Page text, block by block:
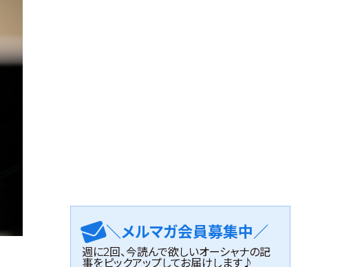
＼メルマガ会員募集中／
週に2回、今読んで欲しいオーシャナの記
事をピックアップしてお届けします♪